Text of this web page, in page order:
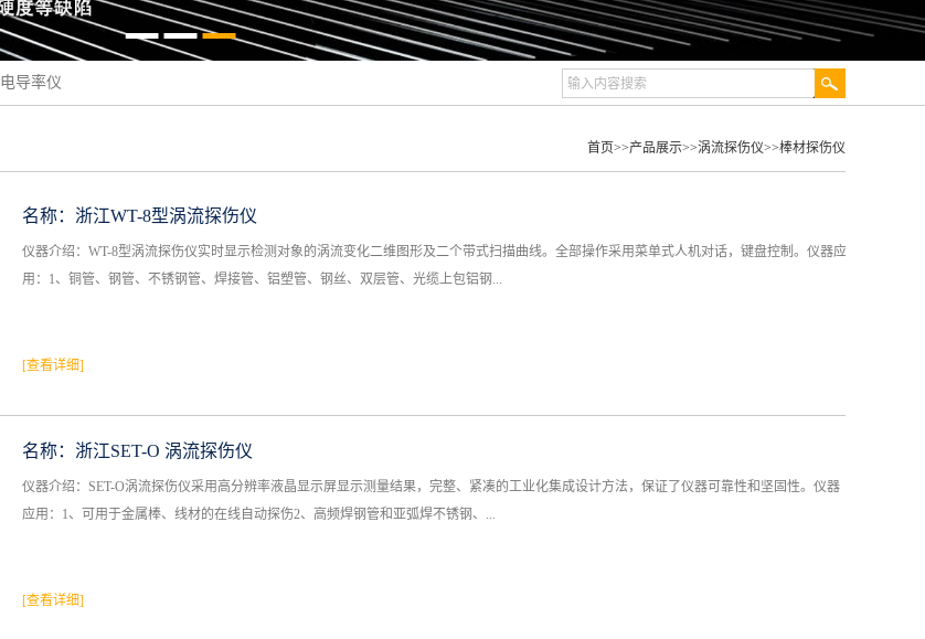
电导率仪
首页>>产品展示>>涡流探伤仪>>棒材探伤仪
名称： 浙江WT-8型涡流探伤仪
仪器介绍：WT-8型涡流探伤仪实时显示检测对象的涡流变化二维图形及二个带式扫描曲线。全部操作采用菜单式人机对话，键盘控制。仪器应
用：1、铜管、钢管、不锈钢管、焊接管、铝塑管、钢丝、双层管、光缆上包铝钢...
[查看详细]
名称： 浙江SET-O 涡流探伤仪
仪器介绍：SET-O涡流探伤仪采用高分辨率液晶显示屏显示测量结果，完整、紧凑的工业化集成设计方法，保证了仪器可靠性和坚固性。仪器
应用：1、可用于金属棒、线材的在线自动探伤2、高频焊钢管和亚弧焊不锈钢、...
[查看详细]